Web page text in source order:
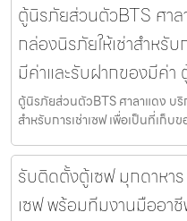
ตู้นิรภัยส่วนตัวBTS ศา
กล่องนิรภัยให้เช่าสำหรับ
มีค่าและรับฝากของมีค่า
ตู้นิรภัยส่วนตัวBTS ศาลาแดง บ
สำหรับการเช่าเซฟ เพื่อเป็นที่เก็
รับติดตั้งตู้เซฟ มุกดาหา
เซฟ พร้อมทีมงานมืออา